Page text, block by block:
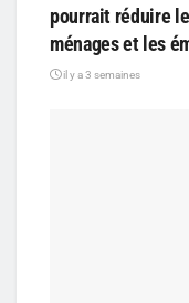
pourrait réduire
ménages et les
il y a 3 semaines